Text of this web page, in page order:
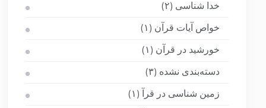
خدا شناسی (۲)
خواص آیات قرآن (۱)
خورشید در قرآن (۱)
دسته‌بندی نشده (۳)
زمین شناسی در قرآ (۱)